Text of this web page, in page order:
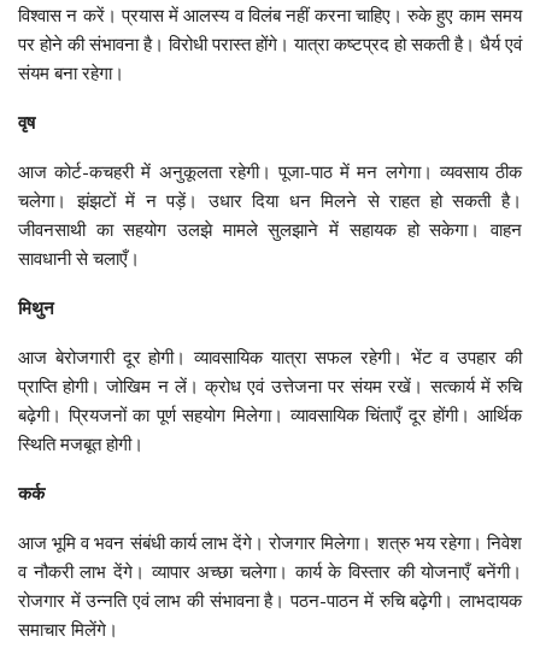
विश्वास न करें। प्रयास में आलस्य व विलंब नहीं करना चाहिए। रुके हुए काम समय
पर होने की संभावना है। विरोधी परास्त होंगे। यात्रा कष्टप्रद हो सकती है। धैर्य एवं
संयम बना रहेगा।
वृष
आज कोर्ट-कचहरी में अनुकूलता रहेगी। पूजा-पाठ में मन लगेगा। व्यवसाय ठीक
चलेगा। झंझटों में न पड़ें। उधार दिया धन मिलने से राहत हो सकती है।
जीवनसाथी का सहयोग उलझे मामले सुलझाने में सहायक हो सकेगा। वाहन
सावधानी से चलाएँ।
मिथुन
आज बेरोजगारी दूर होगी। व्यावसायिक यात्रा सफल रहेगी। भेंट व उपहार की
प्राप्ति होगी। जोखिम न लें। क्रोध एवं उत्तेजना पर संयम रखें। सत्कार्य में रुचि
बढ़ेगी। प्रियजनों का पूर्ण सहयोग मिलेगा। व्यावसायिक चिंताएँ दूर होंगी। आर्थिक
स्थिति मजबूत होगी।
कर्क
आज भूमि व भवन संबंधी कार्य लाभ देंगे। रोजगार मिलेगा। शत्रु भय रहेगा। निवेश
व नौकरी लाभ देंगे। व्यापार अच्छा चलेगा। कार्य के विस्तार की योजनाएँ बनेंगी।
रोजगार में उन्नति एवं लाभ की संभावना है। पठन-पाठन में रुचि बढ़ेगी। लाभदायक
समाचार मिलेंगे।